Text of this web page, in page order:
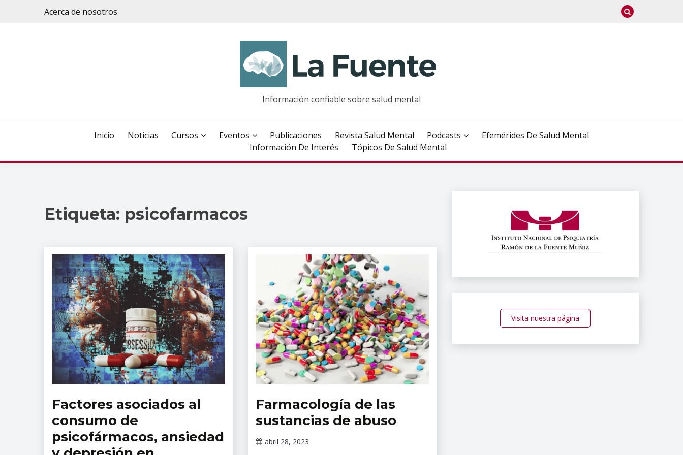
Acerca de nosotros
Información confiable sobre salud mental
Inicio Noticias Cursos Eventos Publicaciones Revista Salud Mental Podcasts
Efemérides De Salud Mental
Información De Interés
Tópicos De Salud Mental
Etiqueta: psicofarmacos
Revista
Mental
Factores asociados al
consumo de
psicofármacos, ansiedad
Cursos
en
línea
Farmacología de las
sustancias de abuso
abril 28, 2023
Visita nuestra página